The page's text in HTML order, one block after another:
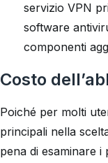
servizio VPN
software
componenti
Costo
Poiché per molti
principali nella
pena di esaminare